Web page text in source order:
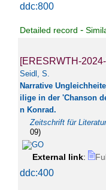
ddc:800
Detailed record -
[ERESRWTH-
Seidl, S.
Narrative
ilige in der 'Chanson
n Konrad.
Zeitschrift für
09)
External link:
ddc:400